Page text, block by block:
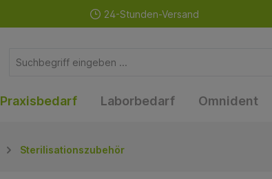
24-Stunden-Versand
Praxisbedarf Laborbedarf Omnident
Sterilisationszubehör